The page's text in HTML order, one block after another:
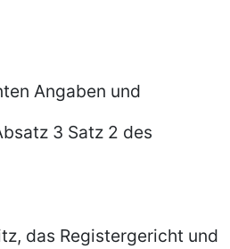
Angaben und
3 Satz 2 des
das Registergericht und